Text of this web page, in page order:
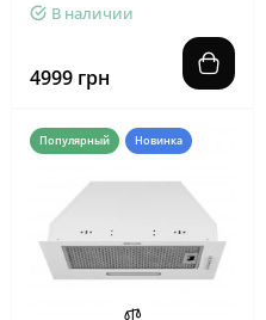
В наличии
4999 грн
Популярный Новинка